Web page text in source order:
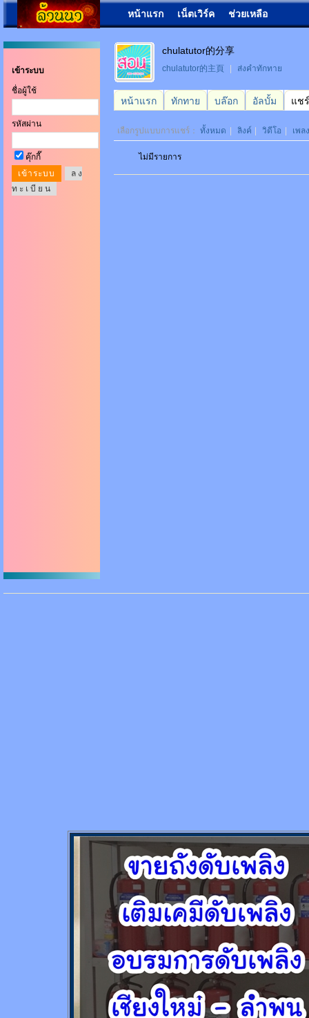
หน้าแรก เน็ตเวิร์ค ช่วยเหลือ
เข้าระบบ
ชื่อผู้ใช้
รหัสผ่าน
คุ๊กกี๊
ล ง
ท ะ เ บี ย น
chulatutor的分享
chulatutor的主頁 ส่งคำทักทาย
หน้าแรก ทักทาย บล๊อก อัลบั้ม แชร์
เลือกรูปแบบการแชร์： ทั้งหมด ลิงค์ วิดีโอ เพลง
ไม่มีรายการ